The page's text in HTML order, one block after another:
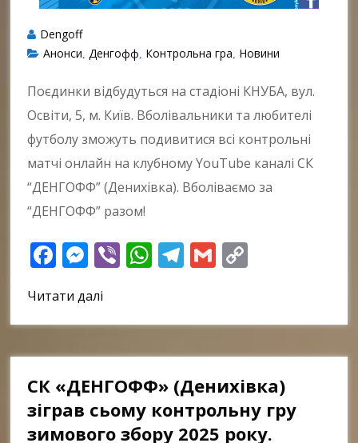
Dengoff
Анонси Денгофф Контрольна гра Новини
Поєдинки відбудуться на стадіоні КНУБА, вул.
Освіти, 5, м. Київ. Вболівальники та любителі
футболу зможуть подивитися всі контрольні
матчі онлайн на клубному YouTube каналі СК
“ДЕНГОФФ” (Денихівка). Вболіваємо за
“ДЕНГОФФ” разом!
Facebook
Messenger
ViberWhatsApp
Telegram
Gmail
Читати далі
СК «ДЕНГОФФ» (Денихівка)
зіграв сьому контрольну гру
зимового збору 2025 року.